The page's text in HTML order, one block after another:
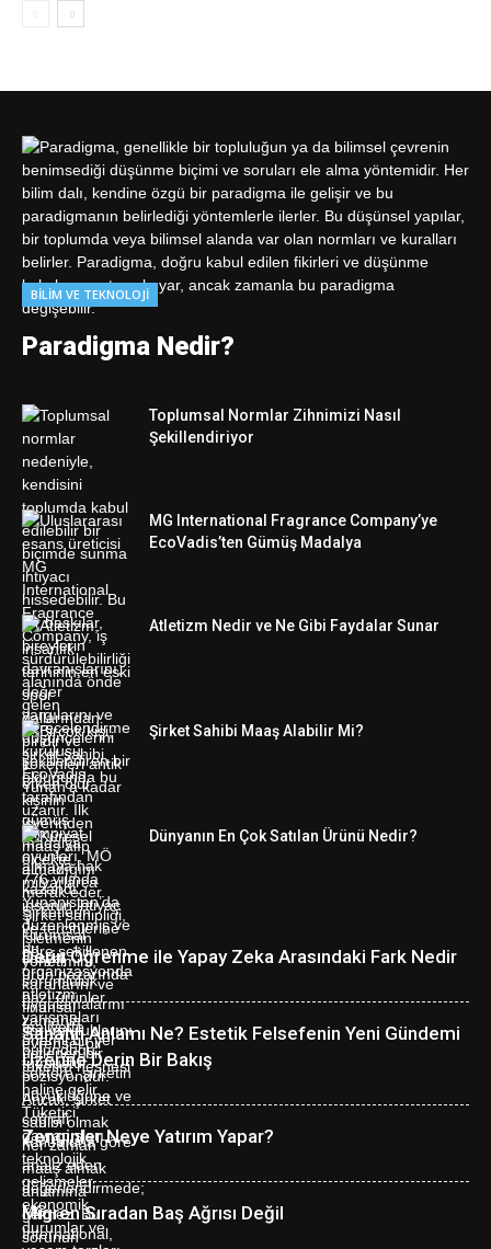
BILIM VE TEKNOLOJI
Paradigma Nedir?
Toplumsal Normlar Zihnimizi Nasıl
Şekillendiriyor
MG International Fragrance Company’ye
EcoVadis’ten Gümüş Madalya
Atletizm Nedir ve Ne Gibi Faydalar Sunar
Şirket Sahibi Maaş Alabilir Mi?
Dünyanın En Çok Satılan Ürünü Nedir?
Derin Öğrenme ile Yapay Zeka Arasındaki Fark Nedir
Sanatın Anlamı Ne? Estetik Felsefenin Yeni Gündemi
Üzerine Derin Bir Bakış
Zenginler Neye Yatırım Yapar?
Migren Sıradan Baş Ağrısı Değil